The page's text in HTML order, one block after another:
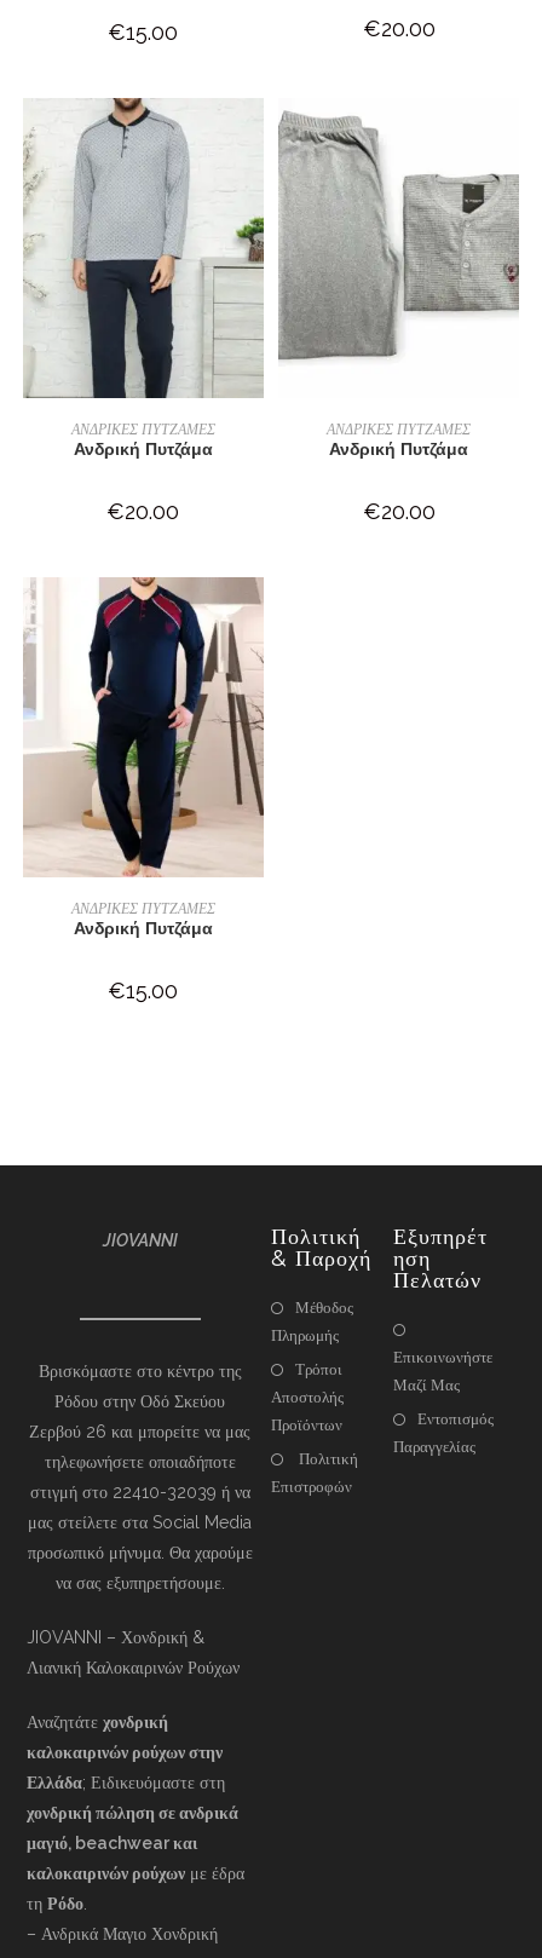
€15.00 €20.00
ΕΠΙΛΟΓΉ
ΑΝΔΡΙΚΕΣ ΠΥΤΖΑΜΕΣ
Ανδρική Πυτζάμα
€20.00
ΕΠΙΛΟΓΉ
ΑΝΔΡΙΚΕΣ ΠΥΤΖΑΜΕΣ
Ανδρική Πυτζάμα
€20.00
ΕΠΙΛΟΓΉ
ΑΝΔΡΙΚΕΣ ΠΥΤΖΑΜΕΣ
Ανδρική Πυτζάμα
€15.00
JIOVANNI
Βρισκόμαστε στο κέντρο της
Ρόδου στην Οδό Σκεύου
Ζερβού 26 και μπορείτε να μας
τηλεφωνήσετε οποιαδήποτε
στιγμή στο 22410-32039 ή να
μας στείλετε στα Social Media
προσωπικό μήνυμα. Θα χαρούμε
να σας εξυπηρετήσουμε.
JIOVANNI – Χονδρική &
Λιανική Καλοκαιρινών Ρούχων
Αναζητάτεχονδρική
καλοκαιρινών ρούχων στην
Ελλάδα; Ειδικευόμαστε στη
χονδρική πώληση σε ανδρικά
μαγιό, beachwear και
καλοκαιρινών ρούχων με έδρα
τηΡόδο
– Ανδρικά Μαγιο Χονδρική
Πολιτική
& Παροχή
Μέθοδος
Πληρωμής
Τρόποι
Αποστολής
Προϊόντων
Πολιτική
Επιστροφών
Εξυπηρέτ
Ηση
Πελατών
Επικοινωνήστε
Μαζί Μας
Εντοπισμός
Παραγγελίας